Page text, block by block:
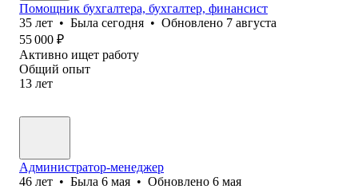
Помощник бухгалтера, бухгалтер, финансист
35 лет • Была сегодня • Обновлено 7 августа
55 000 ₽
Активно ищет работу
Общий опыт
13 лет
Администратор-менеджер
46 лет • Была 6 мая • Обновлено 6 мая